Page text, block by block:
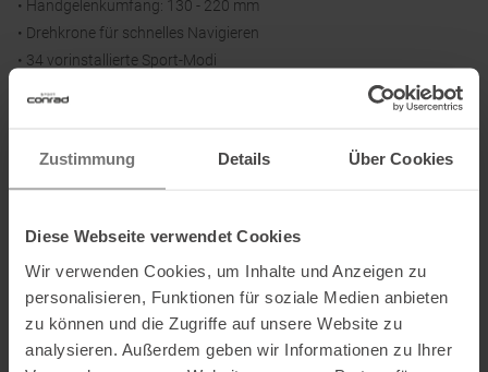
Zustimmung Details Über Cookies
Diese Webseite verwendet Cookies
Wir verwenden Cookies, um Inhalte und Anzeigen zu
personalisieren, Funktionen für soziale Medien anbieten
zu können und die Zugriffe auf unsere Website zu
analysieren. Außerdem geben wir Informationen zu Ihrer
• Handgelenkumfang: 130 - 220 mm
• Drehkrone für schnelles Navigieren
• 34 vorinstallierte Sport-Modi
Batteriedaten:
Tägliche Standby-Modus: Bis zu 20 Tage
Training All-Systems GNSS-Modus + Multi-Band: Bis zu 20 Std.
Training All-Systems GNSS-Modus + Single-Band: bis zu 30 Std.
Training Batterieversprechen aller Modi: 20 Std. / 30 Std. / 40 Std.
Training Energiesparende GNSS-Modi: Bis zu 40 Std.